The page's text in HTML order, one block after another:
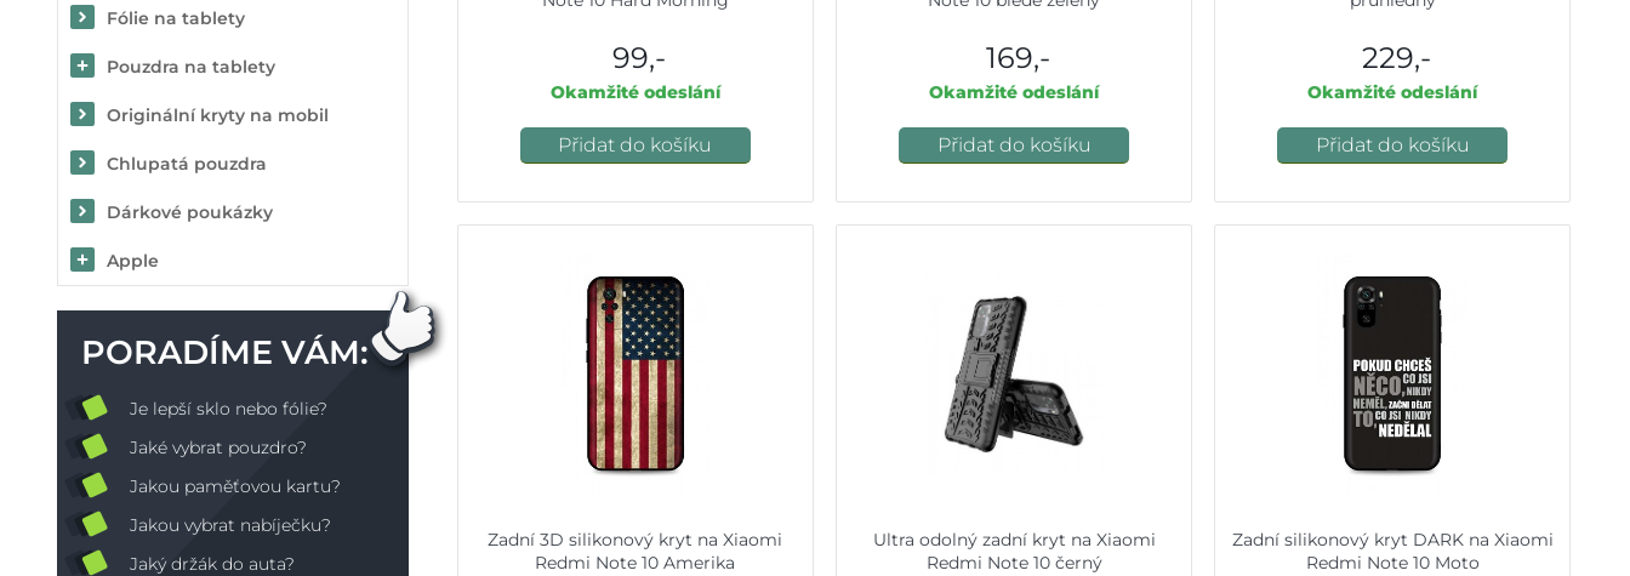
Fólie na tablety
Pouzdra na tablety
Originální kryty na mobil
Chlupatá pouzdra
Dárkové poukázky
Apple
PORADÍME VÁM:
Je lepší sklo nebo fólie?
Jaké vybrat pouzdro?
Jakou paměťovou kartu?
Jakou vybrat nabíječku?
Jaký držák do auta?
99,-
Okamžité odeslání
Přidat do košíku
169,-
Okamžité odeslání
Přidat do košíku
229,-
Okamžité odeslání
Přidat do košíku
Zadní 3D silikonový kryt na Xiaomi
Redmi Note 10 Amerika
Ultra odolný zadní kryt na Xiaomi
Redmi Note 10 černý
Zadní silikonový kryt DARK na Xiaomi
Redmi Note 10 Moto